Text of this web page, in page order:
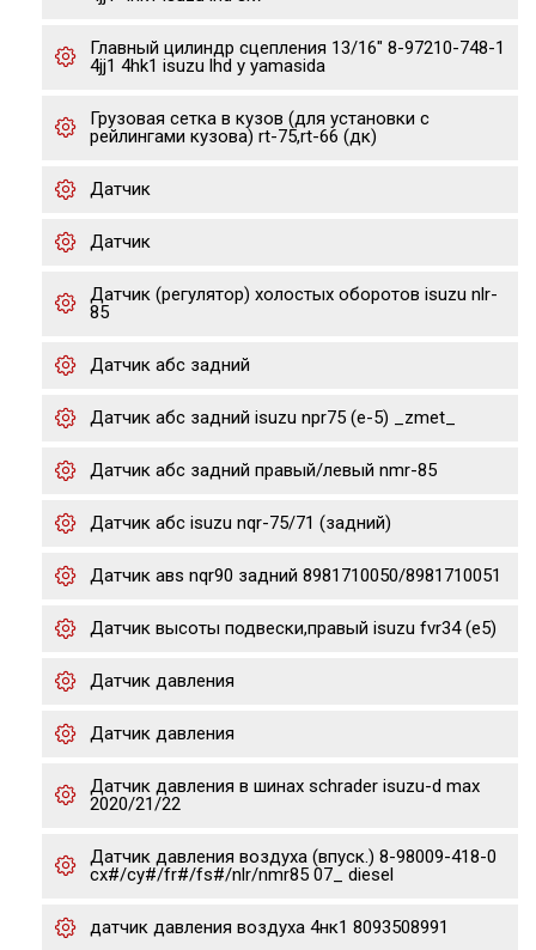
Главный цилиндр сцепления 13/16" 8-97210-748-1
4jj1 4hk1 isuzu lhd y yamasida
Грузовая сетка в кузов (для установки с
рейлингами кузова) rt-75,rt-66 (дк)
Датчик
Датчик
Датчик (регулятор) холостых оборотов isuzu nlr-
85
Датчик абс задний
Датчик абс задний isuzu npr75 (е-5) _zmet_
Датчик абс задний правый/левый nmr-85
Датчик абс isuzu nqr-75/71 (задний)
Датчик авs nqr90 задний 8981710050/8981710051
Датчик высоты подвески,правый isuzu fvr34 (e5)
Датчик давления
Датчик давления
Датчик давления в шинах schrader isuzu-d max
2020/21/22
Датчик давления воздуха (впуск.) 8-98009-418-0
cx#/cy#/fr#/fs#/nlr/nmr85 07_ diesel
датчик давления воздуха 4нк1 8093508991